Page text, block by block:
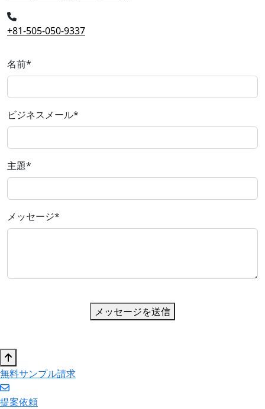
+81-505-050-9337
名前*
ビジネスメール*
主題*
メッセージ*
メッセージを送信
無料サンプル請求
提案依頼